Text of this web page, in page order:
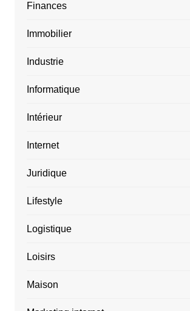
Finances
Immobilier
Industrie
Informatique
Intérieur
Internet
Juridique
Lifestyle
Logistique
Loisirs
Maison